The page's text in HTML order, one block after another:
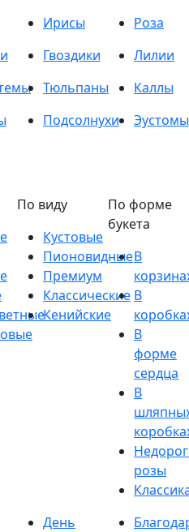
Ирисы
Роза
Гвоздики
Лилии
Тюльпаны
Каллы
Подсолнухи
Эустомы
По виду
Кустовые
Пионовидные
Премиум
Классические
Кенийские
По форме
букета
В
В
В
форме
сердца
В
розы
День